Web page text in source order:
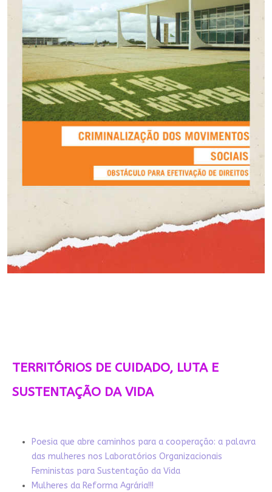
TERRITÓRIOS DE CUIDADO, LUTA E
SUSTENTAÇÃO DA VIDA
Poesia que abre caminhos para a cooperação: a palavra
das mulheres nos Laboratórios Organizacionais
Feministas para Sustentação da Vida
Mulheres da Reforma Agrária!!!